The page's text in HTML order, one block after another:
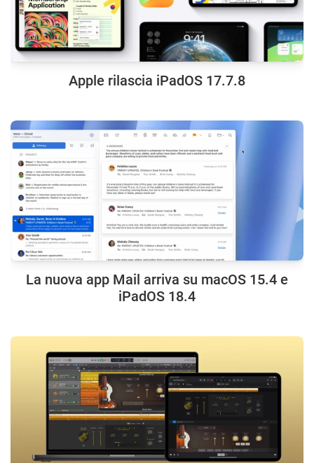
Apple rilascia iPadOS 17.7.8
La nuova app Mail arriva su macOS 15.4 e
iPadOS 18.4